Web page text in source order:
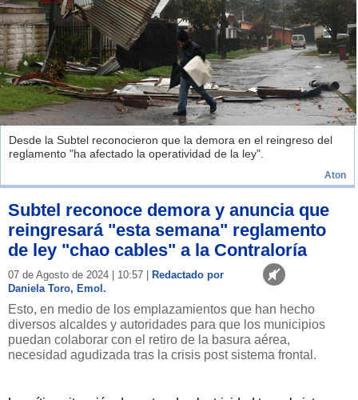
Desde la Subtel reconocieron que la demora en el reingreso del
reglamento "ha afectado la operatividad de la ley".
Aton
Subtel reconoce demora y anuncia que
reingresará "esta semana" reglamento
de ley "chao cables" a la Contraloría
07 de Agosto de 2024 | 10:57 |
Redactado por
Daniela Toro, Emol.
Esto, en medio de los emplazamientos que han hecho
diversos alcaldes y autoridades para que los municipios
puedan colaborar con el retiro de la basura aérea,
necesidad agudizada tras la crisis post sistema frontal.